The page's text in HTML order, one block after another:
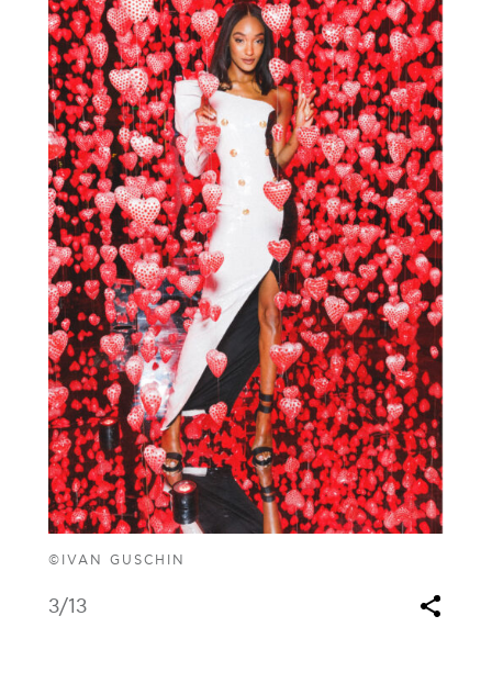
©IVAN GUSCHIN
3/13